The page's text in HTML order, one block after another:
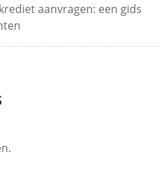
aanvragen: een gids